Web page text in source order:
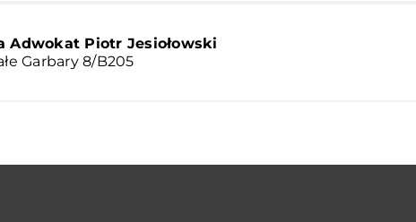
Adwokat Piotr Jesiołowski
Garbary 8/B205